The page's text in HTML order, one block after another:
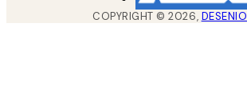
COPYRIGHT ©2026, DESENIO